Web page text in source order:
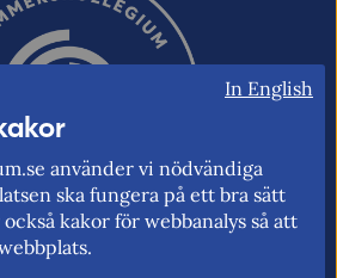
In English
använder vi nödvändiga
ska fungera på ett bra sätt
kakor för webbanalys så att